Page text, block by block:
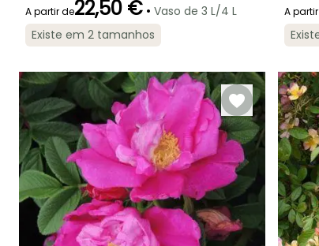
Período de floração
Junho à
Outubro
Período razoável de
Janeiro à Abril,
Setembro à
Dezembro
A partir de22,50 € • Vaso de 3 L/4 L
Existe em 2 tamanhos
Período
A